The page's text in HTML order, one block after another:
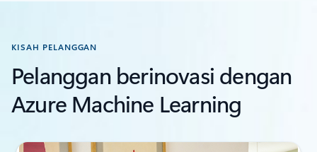
KISAH PELANGGAN
Pelanggan berinovasi dengan
Azure Machine Learning